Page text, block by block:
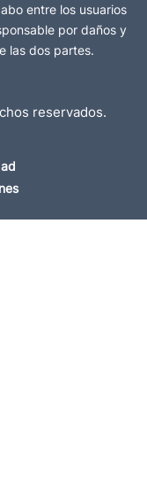
entre los usuarios
por daños y
las dos partes.
reservados.